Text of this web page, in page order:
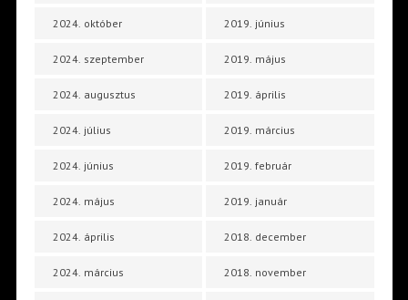
2024. október
2024. szeptember
2024. augusztus
2024. július
2024. június
2024. május
2024. április
2024. március
2019. június
2019. május
2019. április
2019. március
2019. február
2019. január
2018. december
2018. november